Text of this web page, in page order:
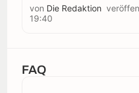
von Die Redaktion
19:40
FAQ